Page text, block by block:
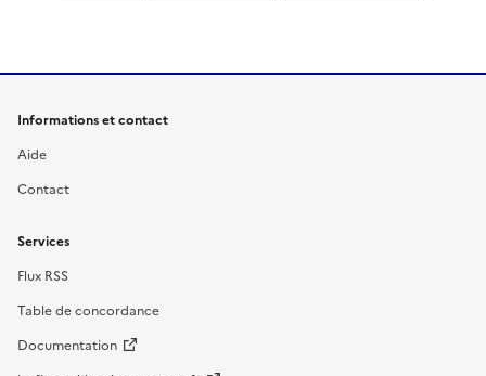
Informations et contact
Aide
Contact
Services
Flux RSS
Table de concordance
Documentation